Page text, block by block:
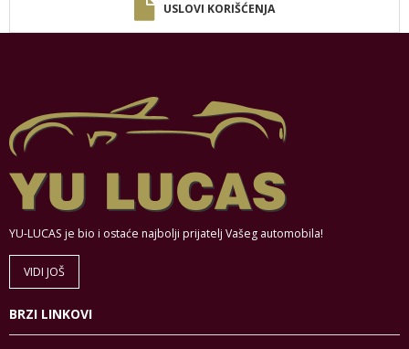
USLOVI KORIŠĆENJA
YU-LUCAS je bio i ostaće najbolji prijatelj Vašeg automobila!
VIDI JOŠ
BRZI LINKOVI